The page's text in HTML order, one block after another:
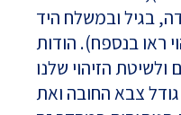
בגיל ובמשלח היד
ראו בנספח). הודות
הזיהוי שלנו
צבא החובה ואת